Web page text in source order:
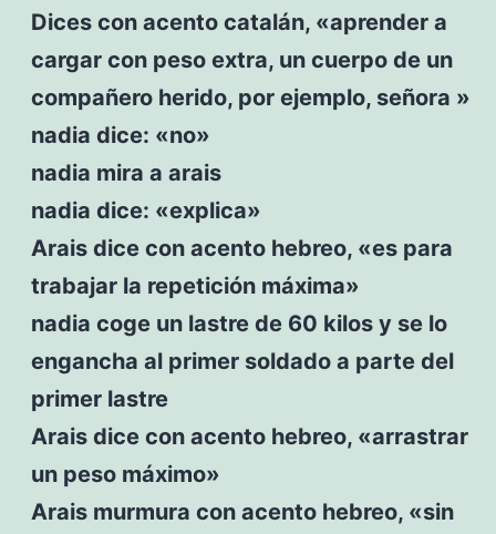
Dices con acento catalán, «aprender a
cargar con peso extra, un cuerpo de un
compañero herido, por ejemplo, señora »
nadia dice: «no»
nadia mira a arais
nadia dice: «explica»
Arais dice con acento hebreo, «es para
trabajar la repetición máxima»
nadia coge un lastre de 60 kilos y se lo
engancha al primer soldado a parte del
primer lastre
Arais dice con acento hebreo, «arrastrar
un peso máximo»
Arais murmura con acento hebreo, «sin